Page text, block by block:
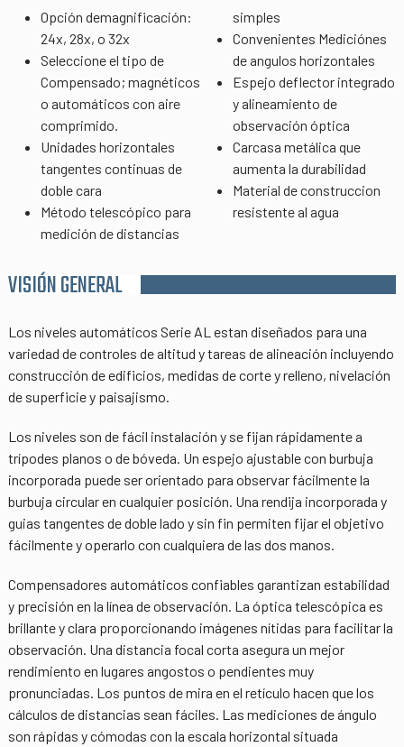
Opción demagnificación:
24x, 28x, o 32x
Seleccione el tipo de
Compensado; magnéticos
o automáticos con aire
comprimido.
Unidades horizontales
tangentes continuas de
doble cara
Método telescópico para
medición de distancias
simples
Convenientes Mediciónes
de angulos horizontales
Espejo deflector integrado
y alineamiento de
observación óptica
Carcasa metálica que
aumenta la durabilidad
Material de construccion
resistente al agua
VISIÓN GENERAL
Los niveles automáticos Serie AL estan diseñados para una
variedad de controles de altitud y tareas de alineación incluyendo
construcción de edificios, medidas de corte y relleno, nivelación
de superficie y paisajismo.
Los niveles son de fácil instalación y se fijan rápidamente a
trípodes planos o de bóveda. Un espejo ajustable con burbuja
incorporada puede ser orientado para observar fácilmente la
burbuja circular en cualquier posición. Una rendija incorporada y
guias tangentes de doble lado y sin fin permiten fijar el objetivo
fácilmente y operarlo con cualquiera de las dos manos.
Compensadores automáticos confiables garantizan estabilidad
y precisión en la línea de observación. La óptica telescópica es
brillante y clara proporcionando imágenes nítidas para facilitar la
observación. Una distancia focal corta asegura un mejor
rendimiento en lugares angostos o pendientes muy
pronunciadas. Los puntos de mira en el retículo hacen que los
cálculos de distancias sean fáciles. Las mediciones de ángulo
son rápidas y cómodas con la escala horizontal situada